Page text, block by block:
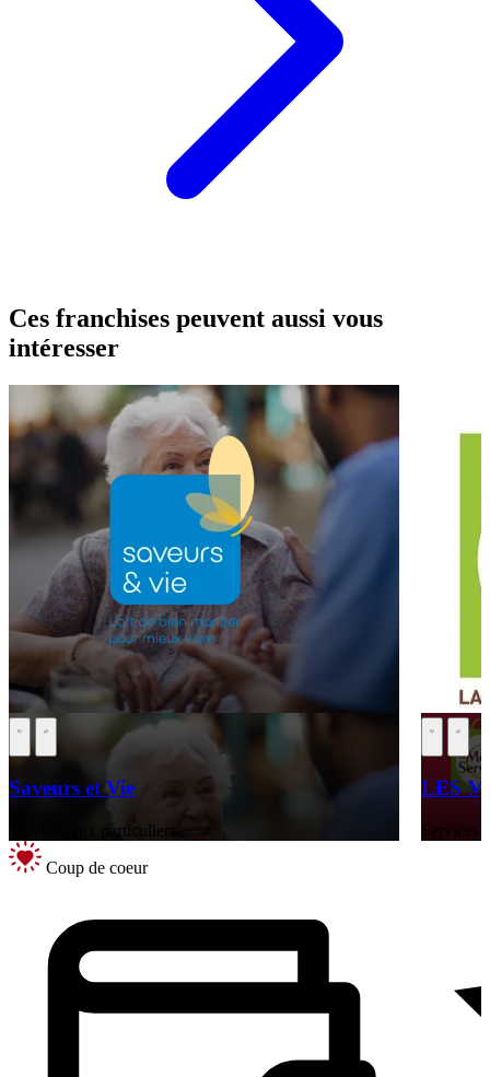
Ces franchises peuvent aussi vous
intéresser
Saveurs et Vie
Services aux particuliers
Coup de coeur
LES
Services